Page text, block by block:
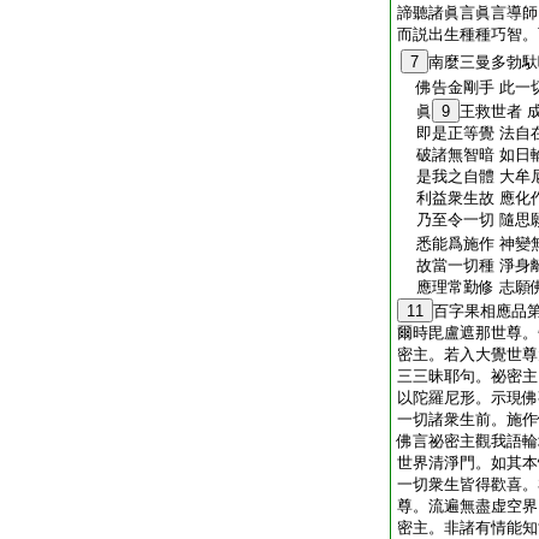
諦聽諸眞言眞言導
而説出生種種巧智
7 南麼三曼多勃
佛告金剛手 此一
眞 9 王救世者
即是正等覺 法自
破諸無智暗 如日
是我之自體 大牟
利益衆生故 應化
乃至令一切 隨思
悉能爲施作 神變
故當一切種 淨身
應理常勤修 志願
11 百字果相應品
爾時毘盧遮那世尊
密主。若入大覺世
三三昧耶句。祕密
以陀羅尼形。示現
一切諸衆生前。施
佛言祕密主觀我語
世界清淨門。如其
一切衆生皆得歡喜
尊。流遍無盡虚空
密主。非諸有情能